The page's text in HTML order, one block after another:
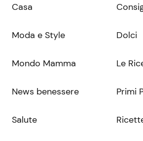
Casa
Moda e Style
Mondo Mamma
News benessere
Salute
Dolci
Le
Primi